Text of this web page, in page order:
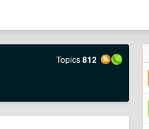
Topics812